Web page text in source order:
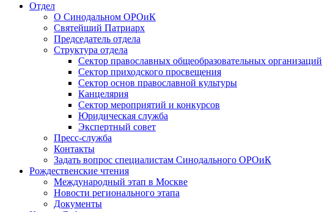
Отдел
О Синодальном ОРОиК
Святейший Патриарх
Председатель отдела
Структура отдела
Сектор православных общеобразовательных организаций
Сектор приходского просвещения
Сектор основ православной культуры
Канцелярия
Сектор мероприятий и конкурсов
Юридическая служба
Экспертный совет
Пресс-служба
Контакты
Задать вопрос специалистам Синодального ОРОиК
Рождественские чтения
Международный этап в Москве
Новости регионального этапа
Документы